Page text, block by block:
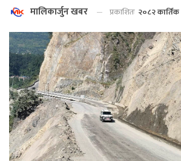
मालिकार्जुन खबर प्रकाशितः २०८२